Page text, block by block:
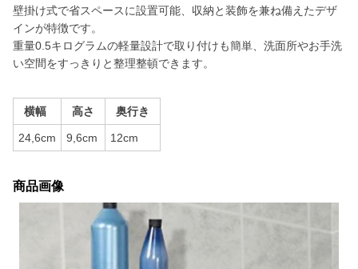
壁掛け式で省スペースに設置可能、収納と装飾を兼ね備えたデザ
インが特徴です。
重量0.5キログラムの軽量設計で取り付けも簡単、洗面所やお手洗
い空間をすっきりと整理整頓できます。
横幅 高さ 奥行き
24,6cm 9,6cm 12cm
商品画像